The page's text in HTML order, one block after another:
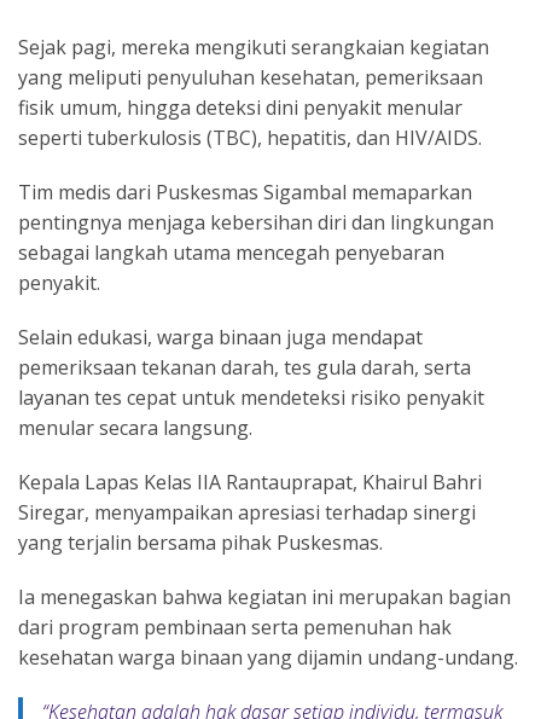
Sejak pagi, mereka mengikuti serangkaian kegiatan
yang meliputi penyuluhan kesehatan, pemeriksaan
fisik umum, hingga deteksi dini penyakit menular
seperti tuberkulosis (TBC), hepatitis, dan HIV/AIDS.
Tim medis dari Puskesmas Sigambal memaparkan
pentingnya menjaga kebersihan diri dan lingkungan
sebagai langkah utama mencegah penyebaran
penyakit.
Selain edukasi, warga binaan juga mendapat
pemeriksaan tekanan darah, tes gula darah, serta
layanan tes cepat untuk mendeteksi risiko penyakit
menular secara langsung.
Kepala Lapas Kelas IIA Rantauprapat, Khairul Bahri
Siregar, menyampaikan apresiasi terhadap sinergi
yang terjalin bersama pihak Puskesmas.
Ia menegaskan bahwa kegiatan ini merupakan bagian
dari program pembinaan serta pemenuhan hak
kesehatan warga binaan yang dijamin undang-undang.
“Kesehatan adalah hak dasar setiap individu, termasuk